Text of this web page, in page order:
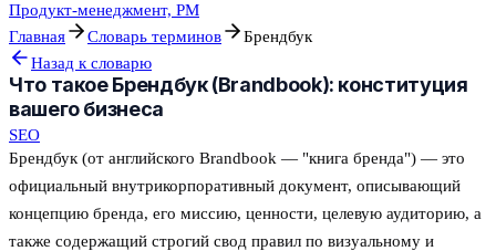
Продукт-менеджмент, PM
Главная
Словарь терминов
Брендбук
Назад к словарю
Что такое Брендбук (Brandbook): конституция
вашего бизнеса
SEO
Брендбук (от английского Brandbook — "книга бренда") — это
официальный внутрикорпоративный документ, описывающий
концепцию бренда, его миссию, ценности, целевую аудиторию, а
также содержащий строгий свод правил по визуальному и